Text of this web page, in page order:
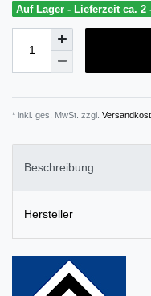
Auf Lager - Lieferzeit ca. 2
* inkl. ges. MwSt. zzgl.
Beschreibung
Hersteller